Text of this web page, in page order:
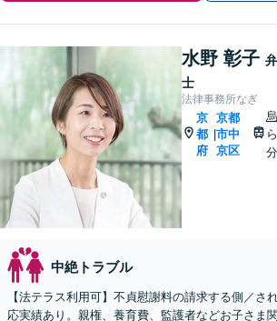
水野 彰子
士
法律事務所なぎ
京
都
府
|
京都
市中
京区
分
中絶トラブル
【法テラス利用可】不貞慰謝料の請求する側／さ
応実績あり。親権、養育費、監護者などお子さま